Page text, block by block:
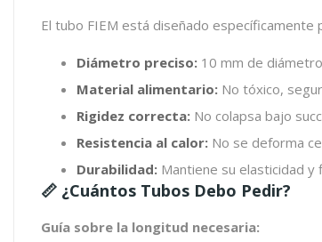
El tubo FIEM está diseñado específicamente
Diámetro preciso: 10 mm de
Material alimentario: No tóxico,
Rigidez correcta: No colapsa bajo
Resistencia al calor: No se deforma
Durabilidad: Mantiene su elasticidad y
📏 ¿Cuántos Tubos Debo Pedir?
Guía sobre la longitud necesaria: